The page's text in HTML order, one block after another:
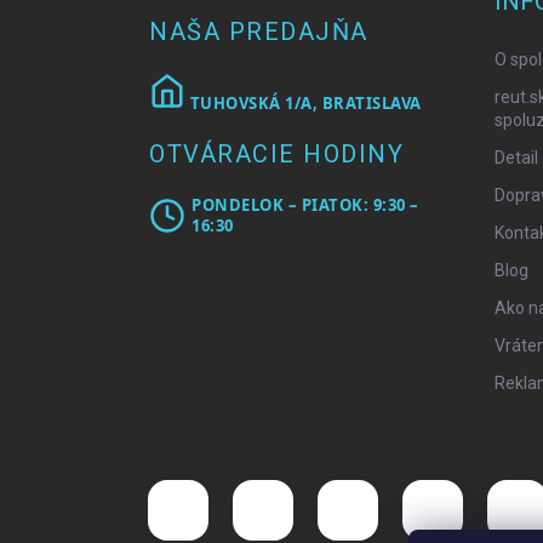
NAŠA PREDAJŇA
TUHOVSKÁ 1/A, BRATISLAVA
OTVÁRACIE HODINY
PONDELOK – PIATOK: 9:30 –
16:30
O
Blog
Ako